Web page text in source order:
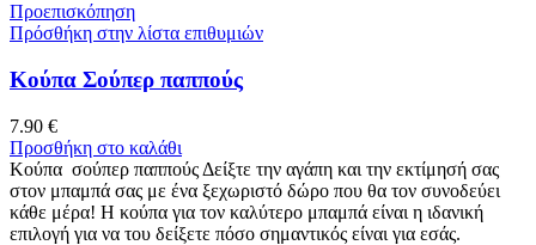
Προεπισκόπηση
Πρόσθήκη στην λίστα επιθυμιών
Κούπα Σούπερ παππούς
7.90 €
Προσθήκη στο καλάθι
Κούπα σούπερ παππούς Δείξτε την αγάπη και την εκτίμησή σας
στον μπαμπά σας με ένα ξεχωριστό δώρο που θα τον συνοδεύει
κάθε μέρα! Η κούπα για τον καλύτερο μπαμπά είναι η ιδανική
επιλογή για να του δείξετε πόσο σημαντικός είναι για εσάς.